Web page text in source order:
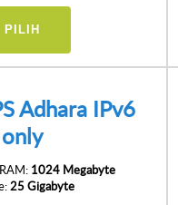
PILIH
Adhara IPv6
only
RAM: 1024 Megabyte
25 Gigabyte